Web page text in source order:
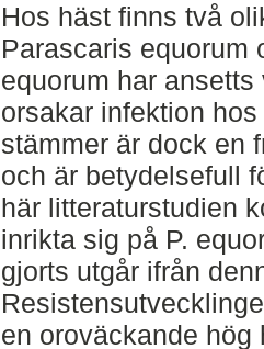
Hos häst finns två
Parascaris equorum
equorum har
orsakar infektion
stämmer är dock en
och är betydelsefull
här litteraturstudien
inrikta sig på P.
gjorts utgår ifrån
en oroväckande hög